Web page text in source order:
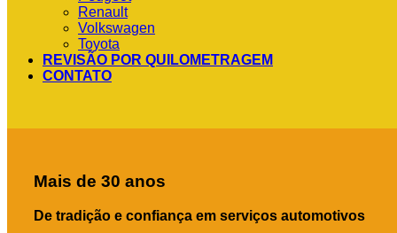
Renault
Volkswagen
Toyota
REVISÃO POR QUILOMETRAGEM
CONTATO
Mais de 30 anos
De tradição e confiança em serviços automotivos